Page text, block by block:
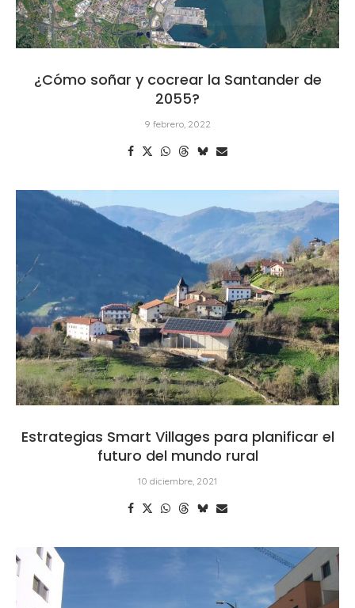
¿Cómo soñar y cocrear la Santander de
2055?
9 febrero, 2022
Estrategias Smart Villages para planificar el
futuro del mundo rural
10 diciembre, 2021